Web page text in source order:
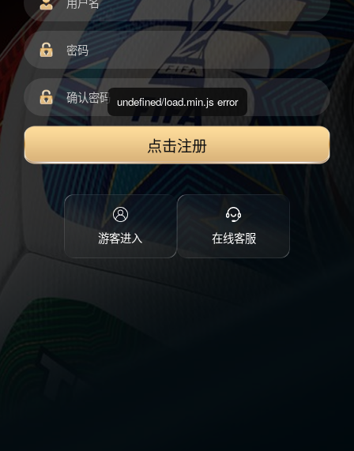
点击注册
游客进入 在线客服
undefined/load.min.js error